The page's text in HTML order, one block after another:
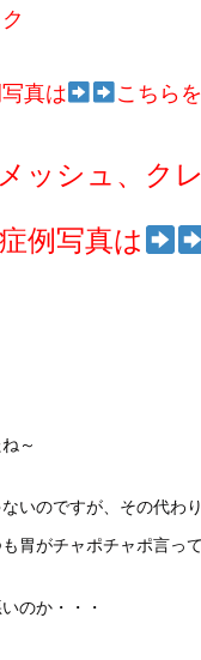
真は こちら
ッシュ、ク
例写真は
～
いのですが、その代わ
胃がチャポチャポ言っ
のか・・・